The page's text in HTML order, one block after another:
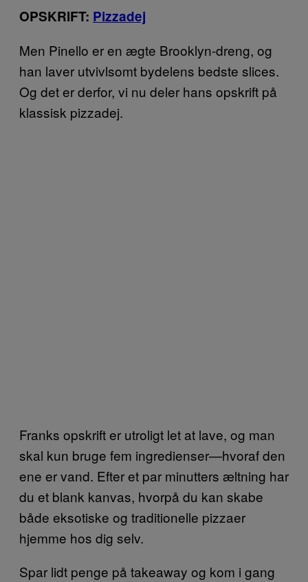
OPSKRIFT: Pizzadej
Men Pinello er en ægte Brooklyn-dreng, og
han laver utvivlsomt bydelens bedste slices.
Og det er derfor, vi nu deler hans opskrift på
klassisk pizzadej.
Franks opskrift er utroligt let at lave, og man
skal kun bruge fem ingredienser—hvoraf den
ene er vand. Efter et par minutters æltning har
du et blank kanvas, hvorpå du kan skabe
både eksotiske og traditionelle pizzaer
hjemme hos dig selv.
Spar lidt penge på takeaway og kom i gang